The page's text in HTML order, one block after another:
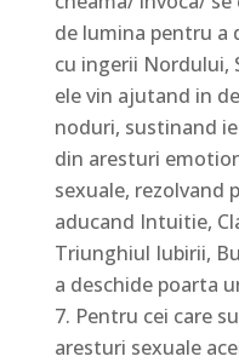
de lumina pentru a
cu ingerii Nordului,
ele vin ajutand in
noduri, sustinand
din aresturi
sexuale, rezolvand
aducand Intuitie,
Triunghiul Iubirii,
a deschide poarta
Pentru cei care
aresturi sexuale